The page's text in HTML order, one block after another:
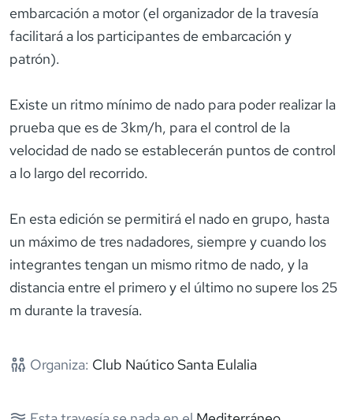
embarcación a motor (el organizador de la travesía
facilitará a los participantes de embarcación y
patrón).
Existe un ritmo mínimo de nado para poder realizar la
prueba que es de 3km/h, para el control de la
velocidad de nado se establecerán puntos de control
a lo largo del recorrido.
En esta edición se permitirá el nado en grupo, hasta
un máximo de tres nadadores, siempre y cuando los
integrantes tengan un mismo ritmo de nado, y la
distancia entre el primero y el último no supere los 25
m durante la travesía.
Organiza: Club Naútico Santa Eulalia